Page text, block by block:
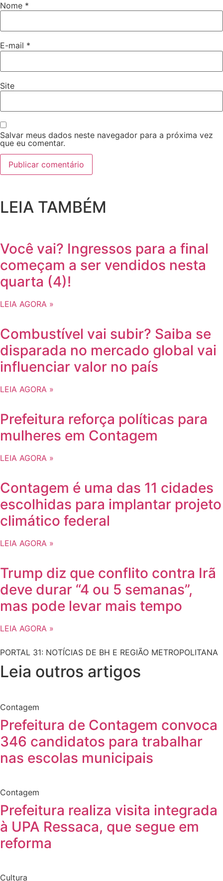
Nome *
E-mail *
Site
Salvar meus dados neste navegador para a próxima vez
que eu comentar.
LEIA TAMBÉM
Você vai? Ingressos para a final
começam a ser vendidos nesta
quarta (4)!
LEIA AGORA »
Combustível vai subir? Saiba se
disparada no mercado global vai
influenciar valor no país
LEIA AGORA »
Prefeitura reforça políticas para
mulheres em Contagem
LEIA AGORA »
Contagem é uma das 11 cidades
escolhidas para implantar projeto
climático federal
LEIA AGORA »
Trump diz que conflito contra Irã
deve durar “4 ou 5 semanas”,
mas pode levar mais tempo
LEIA AGORA »
PORTAL 31: NOTÍCIAS DE BH E REGIÃO METROPOLITANA
Leia outros artigos
Contagem
Prefeitura de Contagem convoca
346 candidatos para trabalhar
nas escolas municipais
Contagem
Prefeitura realiza visita integrada
à UPA Ressaca, que segue em
reforma
Cultura